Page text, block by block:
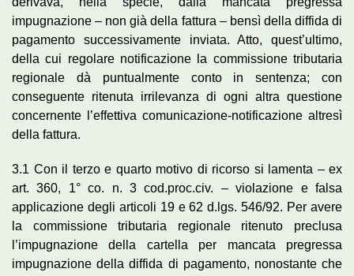
impugnazione – non già della fattura – bensì della diffida di
pagamento successivamente inviata. Atto, quest’ultimo,
della cui regolare notificazione la commissione tributaria
regionale dà puntualmente conto in sentenza; con
conseguente ritenuta irrilevanza di ogni altra questione
concernente l’effettiva comunicazione-notificazione altresì
della fattura.
3.1 Con il terzo e quarto motivo di ricorso si lamenta – ex
art. 360, 1° co. n. 3 cod.proc.civ. – violazione e falsa
applicazione degli articoli 19 e 62 d.lgs. 546/92. Per avere
la commissione tributaria regionale ritenuto preclusa
l’impugnazione della cartella per mancata pregressa
impugnazione della diffida di pagamento, nonostante che